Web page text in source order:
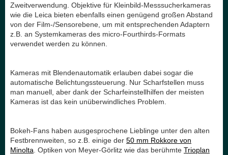
Zweitverwendung. Objektive für Kleinbild-Messsucherkameras
wie die Leica bieten ebenfalls einen genügend großen Abstand
von der Film-/Sensorebene, um mit entsprechenden Adaptern
z.B. an Systemkameras des micro-Fourthirds-Formats
verwendet werden zu können.
Kameras mit Blendenautomatik erlauben dabei sogar die
automatische Belichtungssteuerung. Nur Scharfstellen muss
man manuell, aber dank der Scharfeinstellhilfen der meisten
Kameras ist das kein unüberwindliches Problem.
Bokeh-Fans haben ausgesprochene Lieblinge unter den alten
Festbrennweiten, so z.B. einige der 50 mm Rokkore von
Minolta . Optiken von Meyer-Görlitz wie das berühmte Trioplan